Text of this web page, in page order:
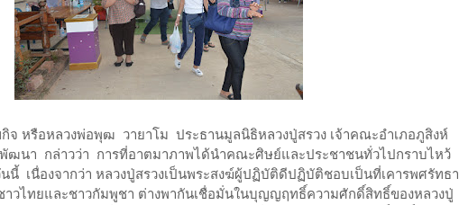
จ หรือหลวงพ่อพุฒ วายาโม ประธานมูลนิธิหลวงปู่สรวง เจ้าคณะอำเภอภูสิงห์
พัฒนา กล่าวว่า การที่อาตมาภาพได้นำคณะศิษย์และประชาชนทั่วไปกราบไหว้
นี้ เนื่องจากว่า หลวงปู่สรวงเป็นพระสงฆ์ผู้ปฏิบัติดีปฏิบัติชอบเป็นที่เคารพศรัทธา
วไทยและชาวกัมพูชา ต่างพากันเชื่อมั่นในบุญญฤทธิ์ความศักดิ์สิทธิ์ของหลวงปู่